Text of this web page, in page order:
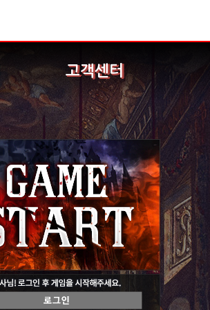
고객센터